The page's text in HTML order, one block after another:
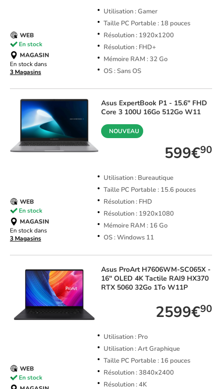
Utilisation : Gamer
Taille PC Portable : 18 pouces
Résolution : 1920x1200
Résolution : FHD+
Mémoire RAM : 32 Go
OS : Sans OS
WEB
En stock
MAGASIN
En stock dans
3 Magasins
Asus ExpertBook P1 - 15.6" FHD
Core 3 100U 16Go 512Go W11
NOUVEAU
599€90
Utilisation : Bureautique
Taille PC Portable : 15.6 pouces
Résolution : FHD
Résolution : 1920x1080
Mémoire RAM : 16 Go
OS : Windows 11
WEB
En stock
MAGASIN
En stock dans
3 Magasins
Asus ProArt H7606WM-SC065X -
16" OLED 4K Tactile RAI9 HX370
RTX 5060 32Go 1To W11P
2599€90
Utilisation : Pro
Utilisation : Art Graphique
Taille PC Portable : 16 pouces
Résolution : 3840x2400
Résolution : 4K
WEB
En stock